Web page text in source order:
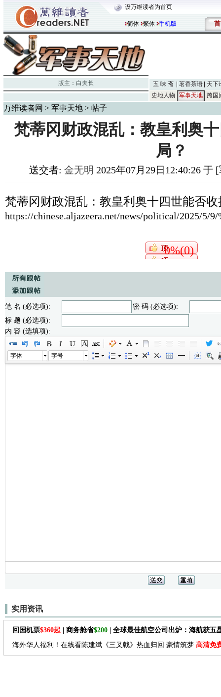
设万维读者为首页
简体 繁体 手机版 首
版主： 白夫长 五 味 斋 茗香茶语
天下
史地人物
军事天地 跨国
万维读者网 > 军事天地 > 帖子
梵蒂冈财政混乱：教皇利奥
局？
送交者: 金无明 2025年07月29日12:40:26 于
梵蒂冈财政混乱：教皇利奥十四世能否
https://chinese.aljazeera.net/news/political/2025/5/
0%(0)
笔 名 (必选项):
密 码 (必选项):
标 题 (必选项):
内 容 (选填项):
字体 字号
实用资讯
回国机票$360起 | 商务舱省$200 | 全球最佳航空公司出炉：海航获五
海外华人福利！在线看陈建斌《三叉戟》热血归回 豪情筑梦 高清免